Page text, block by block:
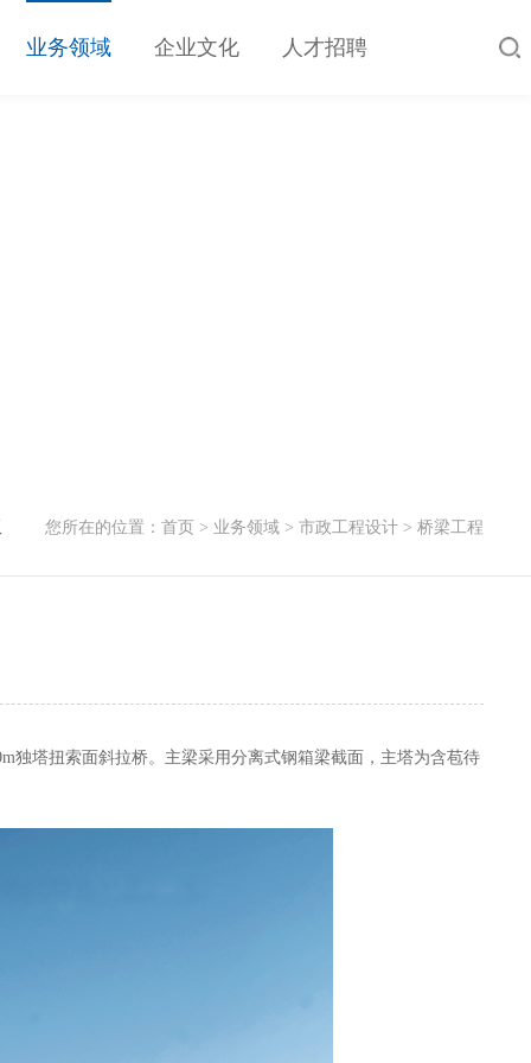
业务领域 企业文化 人才招聘
您所在的位置： 首页 > 业务领域> 市政工程设计> 桥梁工程
独塔扭索面斜拉桥。主梁采用分离式钢箱梁截面，主塔为含苞待